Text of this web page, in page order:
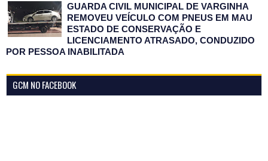
GUARDA CIVIL MUNICIPAL DE VARGINHA
REMOVEU VEÍCULO COM PNEUS EM MAU
ESTADO DE CONSERVAÇÃO E
LICENCIAMENTO ATRASADO, CONDUZIDO
POR PESSOA INABILITADA
GCM NO FACEBOOK